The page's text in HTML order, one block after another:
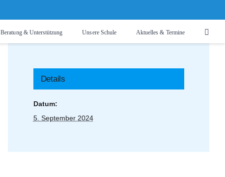
Beratung & Unterstützung Unsere Schule Aktuelles & Termine
Details
Datum:
5. September 2024